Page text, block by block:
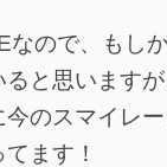
なので、もし
ると思います
今のスマイレ
ます！